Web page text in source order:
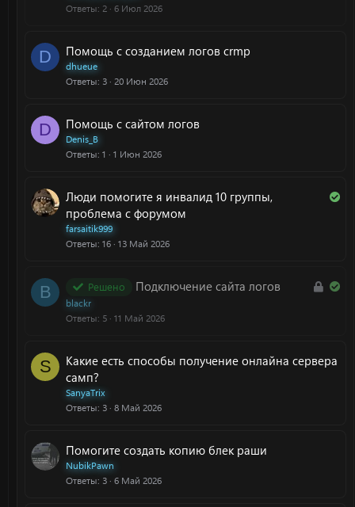
Ответы 2 6 Июл 2026
D Помощь с созданием логов crmp
dhueue
Ответы 3 20 Июн 2026
D Помощь с сайтом логов
Denis_B
Ответы 1 1 Июн 2026
Р
Люди помогите я инвалид 10 группы,
проблема с форумом
farsaitik999
Ответы 16 13 Май 2026
B
З
т
Р
Решено Подключение сайта логов
blackr
Ответы 5 11 Май 2026
S
Какие есть способы получение онлайна сервера
самп?
SanyaTrix
Ответы 3 8 Май 2026
Помогите создать копию блек раши
NubikPawn
Ответы 3 6 Май 2026